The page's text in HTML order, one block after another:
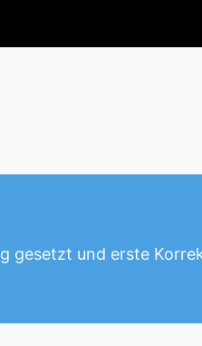
gesetzt und erste